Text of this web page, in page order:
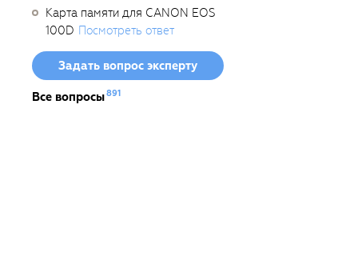
Карта памяти для CANON EOS
100D Посмотреть ответ
Задать вопрос эксперту
Все вопросы891